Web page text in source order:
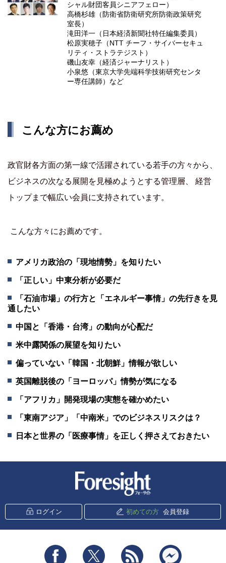
シャル財団客員シニアフェロー）
高橋杉雄（防衛省防衛研究所防衛政策研究
室長）
滝田洋一（日本経済新聞社特任編集委員）
松原実穂子（NTT チーフ・サイバーセキュ
リティ・ストラテジスト）
磯山友幸（経済ジャーナリスト）
小泉悠（東京大学先端科学技術研究センタ
ー専任講師）など
こんな方にお薦め
政官財各方面の第一線で活躍されている若手の方々から、
ビジネスの次なる展開を見極めようとする管理層、 経営
トップまで幅広い会員に支持されています。
こんな方々にお薦めです。
アメリカ政治の「現地情勢」を知りたい
「正しい」中東分析が必要だ
「石油市場」の行方と「エネルギー事情」の先行きを見
通したい
中国と「香港・台湾」の動向が心配だ
米中露関係の展望を知りたい
偏っていない「韓国・北朝鮮」情報が欲しい
英国離脱後の「ヨーロッパ」情勢が気になる
「アフリカ」開発現場の実態を確かめたい
「東南アジア」「中南米」でのビジネスリスクは？
日本と世界の「医療事情」を正しく押さえておきたい
ログイン 初めての方 会員登録
Facebook Twitter RSS